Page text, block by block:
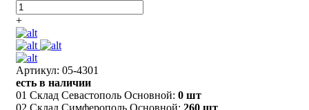
+
Артикул: 05-4301
есть в наличии
01 Склад Севастополь Основной: 0 шт
02 Склад Симферополь Основной: 260 шт